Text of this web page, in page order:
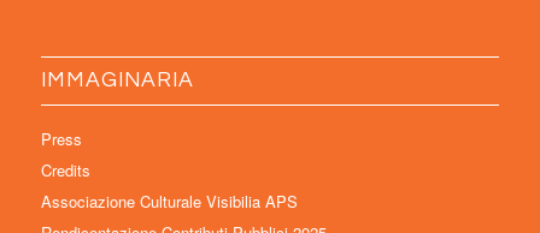
IMMAGINARIA
Press
Credits
Associazione Culturale Visibilia APS